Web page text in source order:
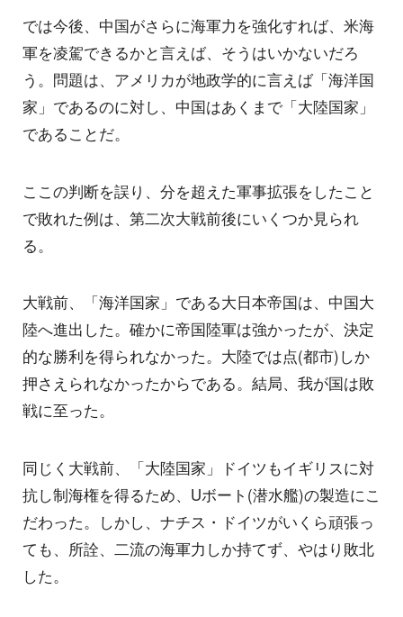
では今後、中国がさらに海軍力を強化すれば、米海
軍を凌駕できるかと言えば、そうはいかないだろ
う。問題は、アメリカが地政学的に言えば「海洋国
家」であるのに対し、中国はあくまで「大陸国家」
であることだ。
ここの判断を誤り、分を超えた軍事拡張をしたこと
で敗れた例は、第二次大戦前後にいくつか見られ
る。
大戦前、「海洋国家」である大日本帝国は、中国大
陸へ進出した。確かに帝国陸軍は強かったが、決定
的な勝利を得られなかった。大陸では点(都市)しか
押さえられなかったからである。結局、我が国は敗
戦に至った。
同じく大戦前、「大陸国家」ドイツもイギリスに対
抗し制海権を得るため、Uボート(潜水艦)の製造にこ
だわった。しかし、ナチス・ドイツがいくら頑張っ
ても、所詮、二流の海軍力しか持てず、やはり敗北
した。